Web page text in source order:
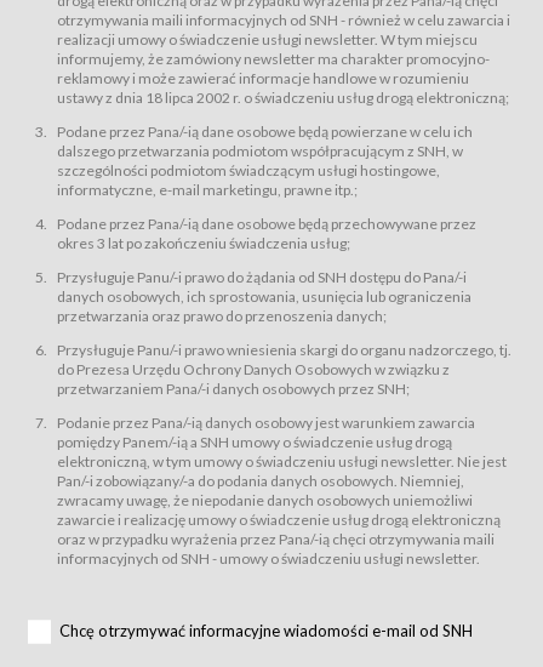
świadczenia Usługobiorcom Usług przez Usługodawcę, z
zastrzeżeniem usług, o których mowa w ust. 2 pkt. 4 i 5 poniżej, których
zasady świadczenia precyzują odrębne regulaminy,
przetwarzania przez Usługodawcę danych osobowych Usługobiorców
będących osobami fizycznymi.
świadczy Usługi drogą elektroniczną w rozumieniu ustawy z dnia 18 lipca
2002 r. o świadczeniu usług drogą elektroniczną (Dz.U. z 2002 r., Nr 144, poz.
1204, z późń. zm.). Usługi świadczone są nieodpłatnie.
usługę przeglądania i odczytywania przez Usługobiorców materiałów
zamieszczanych w Serwisie,
usługę utrzymywania konta użytkownika w Serwisie,
usługę newsletter,
usługę zawierania na odległość umów nabycia Karnetów i Biletów,
usługę zawierania na odległość umów sprzedaży w Sklepie.
dnia 18 lipca 2002 r. o świadczeniu usług drogą elektroniczną (Dz.U. z 2002
r., Nr 144, poz. 1204, z późń. zm.). Usługi świadczone są nieodpłatnie.
Na zasadach określonych w Regulaminie dostęp do Serwisu jest otwarty dla
Usługobiorca przed rozpoczęciem korzystania z Serwisu jest zobowiązany
zapoznać się z Regulaminem. Założenie konta w Serwisie oraz zamówienie
usługi newsletter za pośrednictwem przeznaczonego do tego formularza
zamieszczonego na stronach Serwisu dostępnych dla wszystkich
Usługobiorców wymaga akceptacji postanowień Regulaminu.
Usługobiorca zobowiązany jest do przestrzegania postanowień Regulaminu
od chwili rozpoczęcia korzystania z Serwisu.
Regulamin jest udostępniony Usługobiorcom nieodpłatnie za
Warunki techniczne korzystania z Usług
otrzymywania maili informacyjnych od SNH - również w celu zawarcia i
realizacji umowy o świadczenie usługi newsletter. W tym miejscu
informujemy, że zamówiony newsletter ma charakter promocyjno-
reklamowy i może zawierać informacje handlowe w rozumieniu
ustawy z dnia 18 lipca 2002 r. o świadczeniu usług drogą elektroniczną;
Podane przez Pana/-ią dane osobowe będą powierzane w celu ich
dalszego przetwarzania podmiotom współpracującym z SNH, w
szczególności podmiotom świadczącym usługi hostingowe,
informatyczne, e-mail marketingu, prawne itp.;
Podane przez Pana/-ią dane osobowe będą przechowywane przez
okres 3 lat po zakończeniu świadczenia usług;
Przysługuje Panu/-i prawo do żądania od SNH dostępu do Pana/-i
danych osobowych, ich sprostowania, usunięcia lub ograniczenia
przetwarzania oraz prawo do przenoszenia danych;
Przysługuje Panu/-i prawo wniesienia skargi do organu nadzorczego, tj.
do Prezesa Urzędu Ochrony Danych Osobowych w związku z
przetwarzaniem Pana/-i danych osobowych przez SNH;
Podanie przez Pana/-ią danych osobowy jest warunkiem zawarcia
pomiędzy Panem/-ią a SNH umowy o świadczenie usług drogą
elektroniczną, w tym umowy o świadczeniu usługi newsletter. Nie jest
Pan/-i zobowiązany/-a do podania danych osobowych. Niemniej,
zwracamy uwagę, że niepodanie danych osobowych uniemożliwi
zawarcie i realizację umowy o świadczenie usług drogą elektroniczną
oraz w przypadku wyrażenia przez Pana/-ią chęci otrzymywania maili
informacyjnych od SNH - umowy o świadczeniu usługi newsletter.
Chcę otrzymywać informacyjne wiadomości e-mail od SNH